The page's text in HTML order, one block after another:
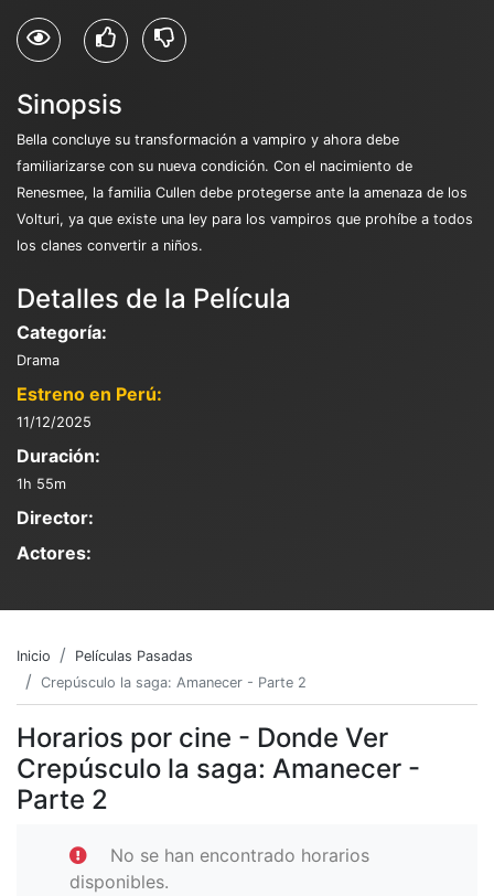
Sinopsis
Bella concluye su transformación a vampiro y ahora debe
familiarizarse con su nueva condición. Con el nacimiento de
Renesmee, la familia Cullen debe protegerse ante la amenaza de los
Volturi, ya que existe una ley para los vampiros que prohíbe a todos
los clanes convertir a niños.
Detalles de la Película
Categoría:
Drama
Estreno en Perú:
11/12/2025
Duración:
1h 55m
Director:
Actores:
Inicio
Películas Pasadas
Crepúsculo la saga: Amanecer - Parte 2
Horarios por cine - Donde Ver
Crepúsculo la saga: Amanecer -
Parte 2
No se han encontrado horarios
disponibles.